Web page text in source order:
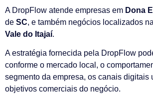
A DropFlow atende empresas em Dona
de SC, e também negócios localizados
Vale do Itajaí.
A estratégia fornecida pela DropFlow
conforme o mercado local, o
segmento da empresa, os canais digitais
objetivos comerciais do negócio.